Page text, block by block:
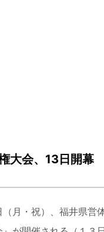
大会、13日開幕
月・祝）、福井県営